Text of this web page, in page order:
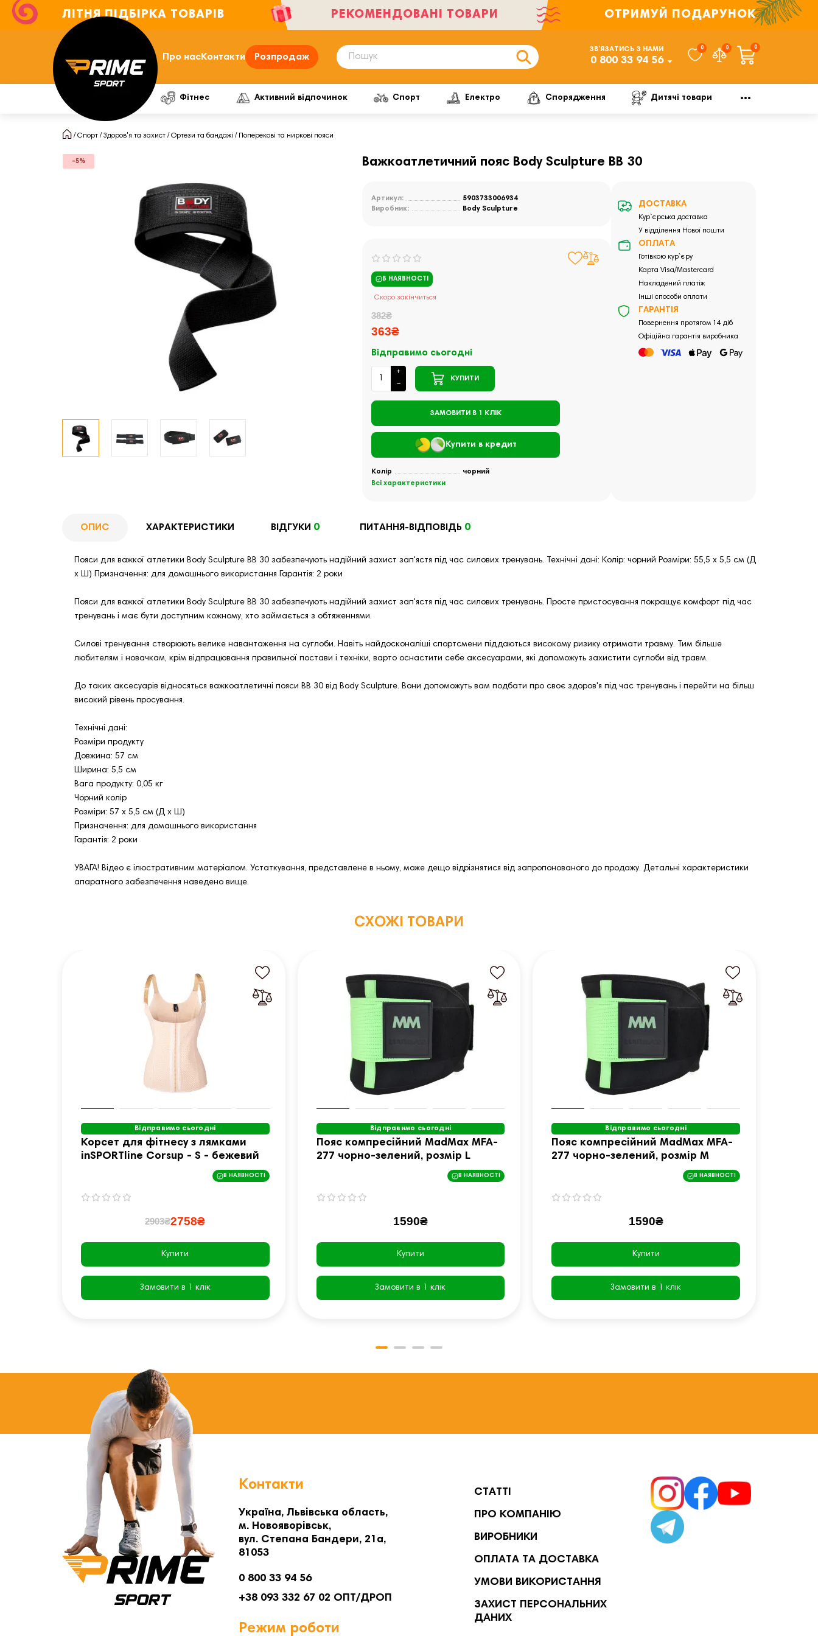
ЛІТНЯ ПІДБІРКА ТОВАРІВ РЕКОМЕНДОВАНІ ТОВАРИ ОТРИМУЙ ПОДАРУНОК
Про насКонтакти Розпродаж
ЗВ’ЯЗАТИСЬ З НАМИ
0 800 33 94 56
0 0 0
Фітнес Активний відпочинок Спорт Електро Спорядження Дитячі товари
Спорт Здоров'я та захист Ортези та бандажі Поперекові та ниркові пояси
-5% Важкоатлетичний пояс Body Sculpture BB 30
Артикул:
5903733006934
Виробник:
Body Sculpture
В НАЯВНОСТІ
Скоро закінчиться
382₴
363₴
Відправимо сьогодні
КУПИТИ
ЗАМОВИТИ В 1 КЛІК
Купити в кредит
Колір
чорний
Всі характеристики
ДОСТАВКА
Кур`єрська доставка
У відділення Нової пошти
ОПЛАТА
Готівкою кур`єру
Карта Visa/Mastercard
Накладений платіж
Інші способи оплати
ГАРАНТІЯ
Повернення протягом 14 діб
Офіційна гарантія виробника
ОПИС ХАРАКТЕРИСТИКИ ВІДГУКИ 0 ПИТАННЯ-ВІДПОВІДЬ 0
Пояси для важкої атлетики Body Sculpture BB 30 забезпечують надійний захист зап'ястя під час силових тренувань. Технічні дані: Колір: чорний Розміри: 55,5 х 5,5 см (Д
х Ш) Призначення: для домашнього використання Гарантія: 2 роки
Пояси для важкої атлетики Body Sculpture BB 30 забезпечують надійний захист зап'ястя під час силових тренувань. Просте пристосування покращує комфорт під час
тренувань і має бути доступним кожному, хто займається з обтяженнями.
Силові тренування створюють велике навантаження на суглоби. Навіть найдосконаліші спортсмени піддаються високому ризику отримати травму. Тим більше
любителям і новачкам, крім відпрацювання правильної постави і техніки, варто оснастити себе аксесуарами, які допоможуть захистити суглоби від травм.
До таких аксесуарів відносяться важкоатлетичні пояси BB 30 від Body Sculpture. Вони допоможуть вам подбати про своє здоров'я під час тренувань і перейти на більш
високий рівень просування.
Технічні дані:
Розміри продукту
Довжина: 57 см
Ширина: 5,5 см
Вага продукту: 0,05 кг
Чорний колір
Розміри: 57 x 5,5 см (Д x Ш)
Призначення: для домашнього використання
Гарантія: 2 роки
УВАГА! Відео є ілюстративним матеріалом. Устаткування, представлене в ньому, може дещо відрізнятися від запропонованого до продажу. Детальні характеристики
апаратного забезпечення наведено вище.
СХОЖІ ТОВАРИ
Відправимо сьогодні
Корсет для фітнесу з лямками
inSPORTline Corsup - S - бежевий
В НАЯВНОСТІ
2903₴2758₴
Купити
Замовити в 1 клік
Відправимо сьогодні
Пояс компресійний MadMax MFA-
277 чорно-зелений, розмір L
В НАЯВНОСТІ
1590₴
Купити
Замовити в 1 клік
Відправимо сьогодні
Пояс компресійний MadMax MFA-
277 чорно-зелений, розмір M
В НАЯВНОСТІ
1590₴
Купити
Замовити в 1 клік
Контакти
Україна, Львівська область,
м. Новояворівськ,
вул. Степана Бандери, 21а,
81053
0 800 33 94 56
+38 093 332 67 02 ОПТ/ДРОП
Режим роботи
СТАТТІ
ПРО КОМПАНІЮ
ВИРОБНИКИ
ОПЛАТА ТА ДОСТАВКА
УМОВИ ВИКОРИСТАННЯ
ЗАХИСТ ПЕРСОНАЛЬНИХ
ДАНИХ